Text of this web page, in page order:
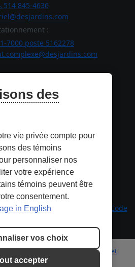
514 845-4636
:
7000 poste 5162278
: 10hà 18h
: 10hà18h
: 10h
: 10hà21h
: 10h à17h
: 10hà17h
Informations
nous|Service de location
Code
Politique de confidentialité|Termes et
Personnaliser les témoins
des
vie privée compte pour
des témoins
personnaliser nos
votre expérience
témoins peuvent être
consentement.
in English
vos choix
accepter